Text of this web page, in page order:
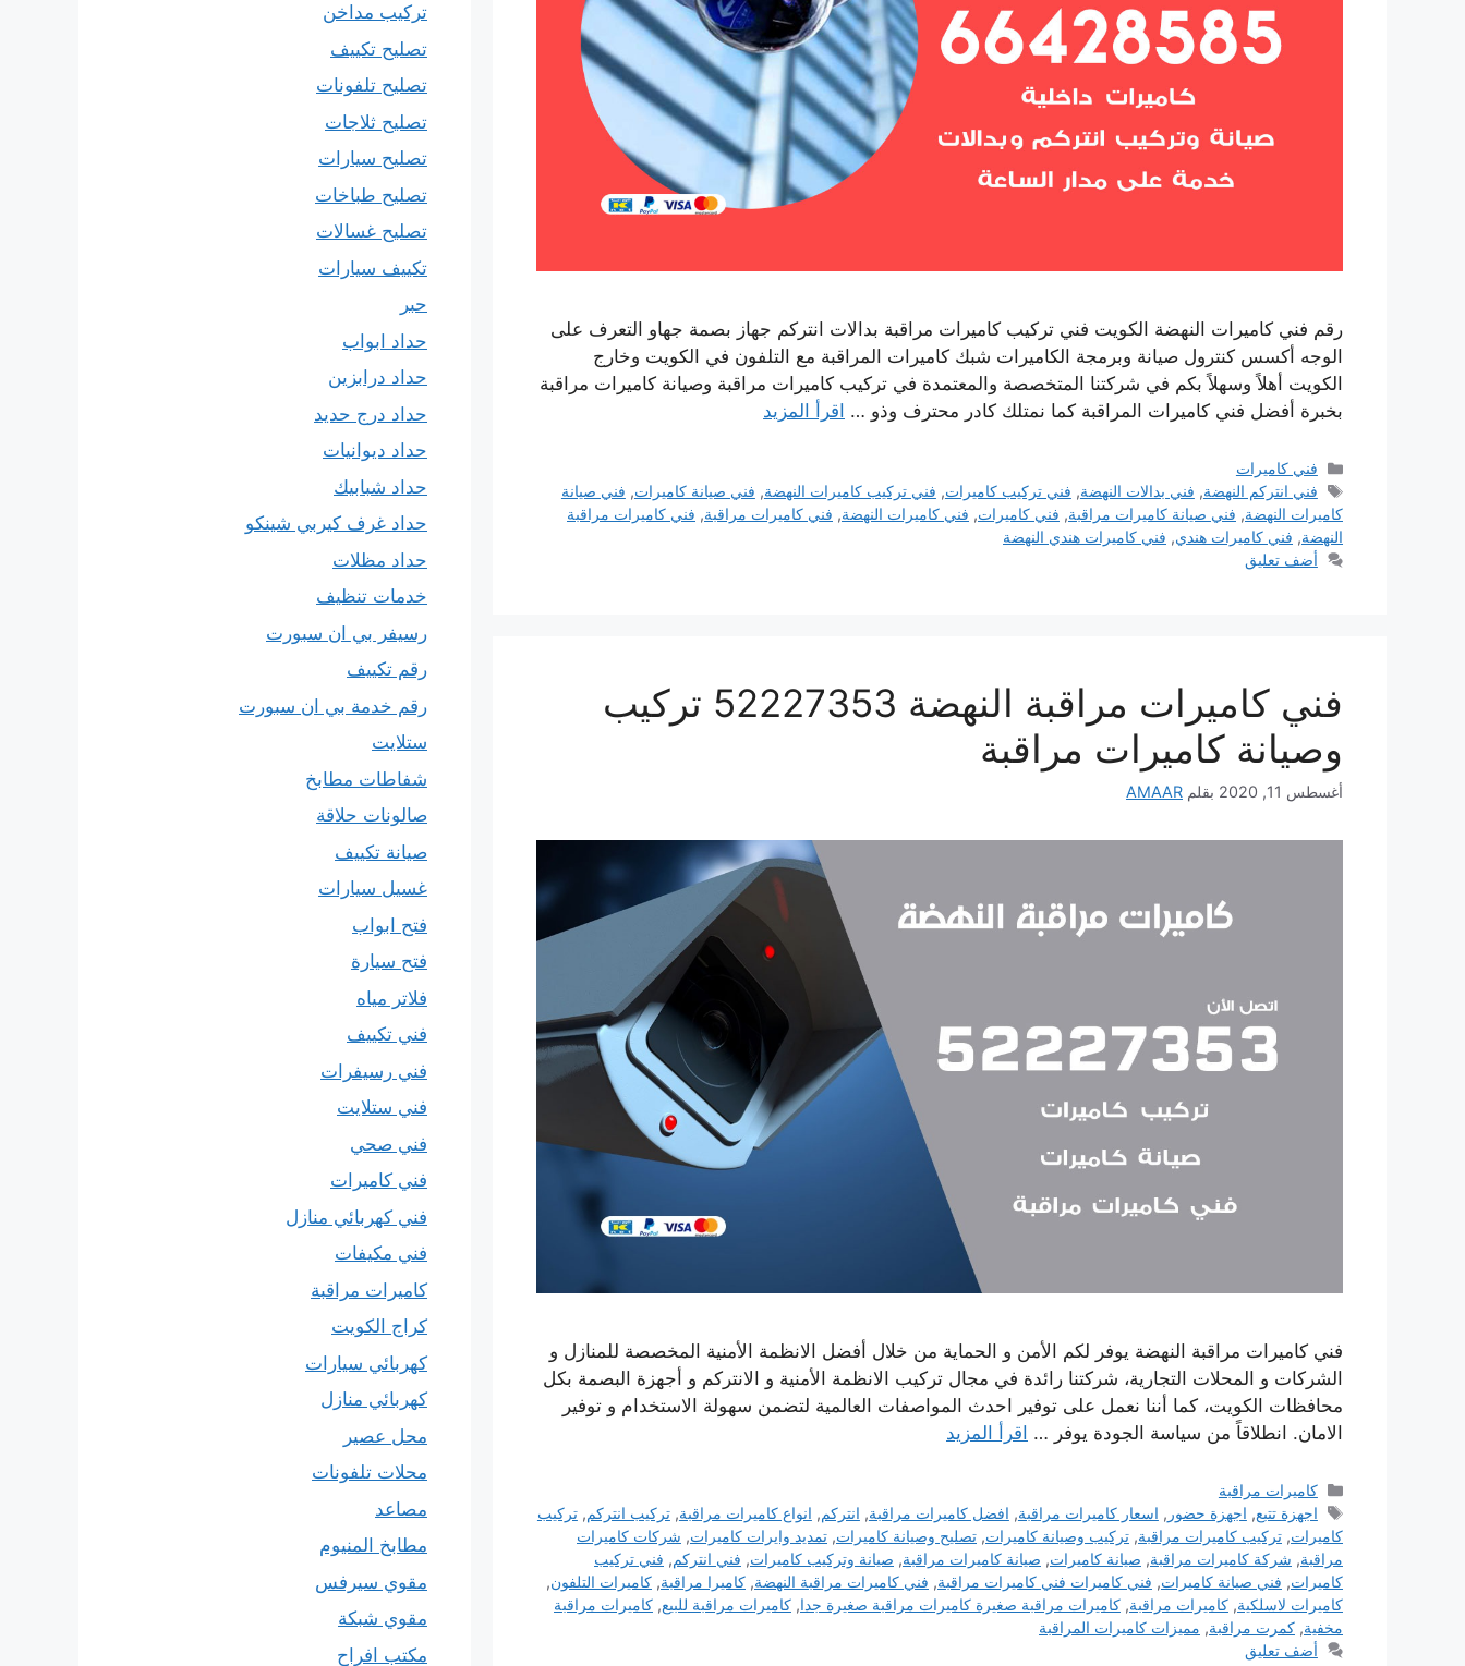
رقم فني كاميرات النهضة الكويت فني تركيب كاميرات مراقبة بدالات انتركم جهاز بصمة جهاو التعرف على
الوجه أكسس كنترول صيانة وبرمجة الكاميرات شبك كاميرات المراقبة مع التلفون في الكويت وخارج
الكويت أهلاً وسهلاً بكم في شركتنا المتخصصة والمعتمدة في تركيب كاميرات مراقبة وصيانة كاميرات مراقبة
بخبرة أفضل فني كاميرات المراقبة كما نمتلك كادر محترف وذو … اقرأ المزيد
التصنيفات
فني كاميرات
الوسوم
فني انتركم النهضة, فني بدالات النهضة, فني تركيب كاميرات, فني تركيب كاميرات النهضة, فني صيانة كاميرات, فني صيانة
كاميرات النهضة, فني صيانة كاميرات مراقبة, فني كاميرات, فني كاميرات النهضة, فني كاميرات مراقبة, فني كاميرات مراقبة
النهضة, فني كاميرات هندي, فني كاميرات هندي النهضة
أضف تعليق
فني كاميرات مراقبة النهضة 52227353 تركيب
وصيانة كاميرات مراقبة
أغسطس 11, 2020 بقلم AMAAR
فني كاميرات مراقبة النهضة يوفر لكم الأمن و الحماية من خلال أفضل الانظمة الأمنية المخصصة للمنازل و
الشركات و المحلات التجارية، شركتنا رائدة في مجال تركيب الانظمة الأمنية و الانتركم و أجهزة البصمة بكل
محافظات الكويت، كما أننا نعمل على توفير احدث المواصفات العالمية لتضمن سهولة الاستخدام و توفير
الامان. انطلاقاً من سياسة الجودة يوفر … اقرأ المزيد
التصنيفات
كاميرات مراقبة
الوسوم
اجهزة تتبع, اجهزة حضور , اسعار كاميرات مراقبة, افضل كاميرات مراقبة, انتركم, انواع كاميرات مراقبة,تركيب انتركم,تركيب
كاميرات, تركيب كاميرات مراقبة, تركيب وصيانة كاميرات, تصليح وصيانة كاميرات, تمديد وايرات كاميرات, شركات كاميرات
مراقبة, شركة كاميرات مراقبة, صيانة كاميرات, صيانة كاميرات مراقبة, صيانة وتركيب كاميرات, فني انتركم, فني تركيب
كاميرات, فني صيانة كاميرات, فني كاميرات فني كاميرات مراقبة, فني كاميرات مراقبة النهضة, كاميرا مراقبة, كاميرات التلفون,
كاميرات لاسلكية, كاميرات مراقبة, كاميرات مراقبة صغيرة كاميرات مراقبة صغيرة جدا, كاميرات مراقبة للبيع, كاميرات مراقبة
مخفية, كمرت مراقبة, مميزات كاميرات المراقبة
أضف تعليق
تركيب مداخن
تصليح تكييف
تصليح تلفونات
تصليح ثلاجات
تصليح سيارات
تصليح طباخات
تصليح غسالات
تكييف سيارات
حبر
حداد ابواب
حداد درابزين
حداد درج حديد
حداد ديوانيات
حداد شبابيك
حداد غرف كيربي شينكو
حداد مظلات
خدمات تنظيف
رسيفر بي ان سبورت
رقم تكييف
رقم خدمة بي ان سبورت
ستلايت
شفاطات مطابخ
صالونات حلاقة
صيانة تكييف
غسيل سيارات
فتح ابواب
فتح سيارة
فلاتر مياه
فني تكييف
فني رسيفرات
فني ستلايت
فني صحي
فني كاميرات
فني كهربائي منازل
فني مكيفات
كاميرات مراقبة
كراج الكويت
كهربائي سيارات
كهربائي منازل
محل عصير
محلات تلفونات
مصاعد
مطابخ المنيوم
مقوي سيرفس
مقوي شبكة
مكتب افراح